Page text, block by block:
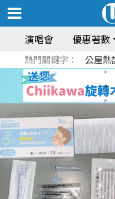
演唱會 優惠著數
熱門關鍵字： 公屋熱